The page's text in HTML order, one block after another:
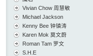
Vivian Chow 周慧敏
Michael Jackson
Kenny Bee 钟镇涛
Karen Mok 莫文蔚
Roman Tam 罗文
S.H.E